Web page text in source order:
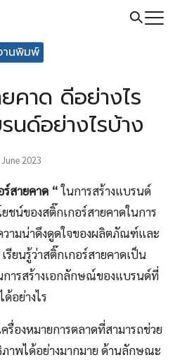
านพิมพ์
คาด ดีอย่างไร
นด์อย่างไรบ้าง
June 2023
ร์สายคาด “ในการสร้างแบรนด์
ชน์ของสติ๊กเกอร์สายคาดในการ
วามน่าดึงดูดใจของผลิตภัณฑ์และ
รียนรู้ว่าสติ๊กเกอร์สายคาดเป็น
ารสร้างเอกลักษณ์ของแบรนด์ที่
อย่างไร
ครื่องหมายการตลาดที่สามารถช่วย
าพได้อย่างมากมาย ด้านลักษณะ